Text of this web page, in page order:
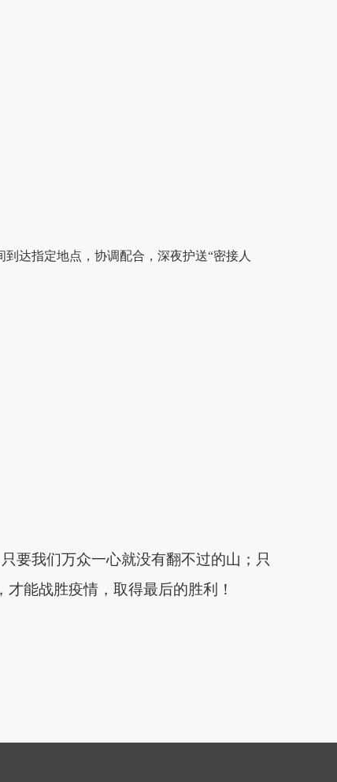
到达指定地点，协调配合，深夜护送“密接人
只要我们万众一心就没有翻不过的山；只
能战胜疫情，取得最后的胜利
！